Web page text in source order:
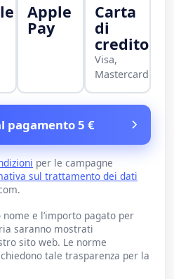
Apple
Pay
Carta
di
credito
Visa,
Mastercard
pagamento 5 €
per le campagne
sul trattamento dei dati
e l’importo pagato per
saranno mostrati
sito web. Le norme
tale trasparenza per la